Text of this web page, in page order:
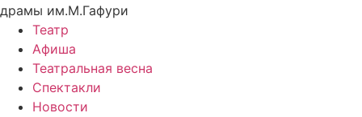
драмы им.М.Гафури
Театр
Афиша
Театральная весна
Спектакли
Новости